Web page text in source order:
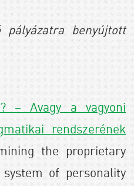
benyújtott
– Avagy a vagyoni
rendszerének
the proprietary
of personality